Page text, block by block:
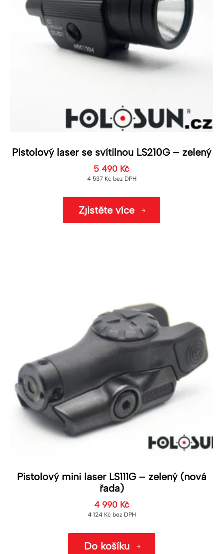
Pistolový laser se svítilnou LS210G – zelený
5 490 Kč
4 537 Kč bez DPH
Zjistěte více
Pistolový mini laser LS111G – zelený (nová
řada)
4 990 Kč
4 124 Kč bez DPH
Do košíku